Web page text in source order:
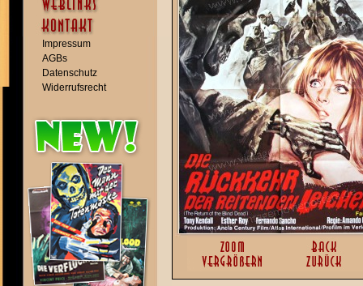
Impressum
AGBs
Datenschutz
Widerrufsrecht